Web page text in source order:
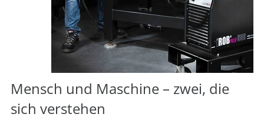
Mensch und Maschine – zwei, die
sich verstehen